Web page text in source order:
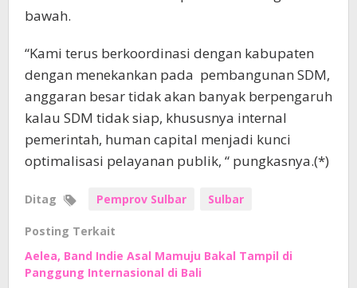
bawah.
“Kami terus berkoordinasi dengan kabupaten
dengan menekankan pada pembangunan SDM,
anggaran besar tidak akan banyak berpengaruh
kalau SDM tidak siap, khususnya internal
pemerintah, human capital menjadi kunci
optimalisasi pelayanan publik, “ pungkasnya.(*)
Ditag Pemprov Sulbar Sulbar
Posting Terkait
Aelea, Band Indie Asal Mamuju Bakal Tampil di
Panggung Internasional di Bali